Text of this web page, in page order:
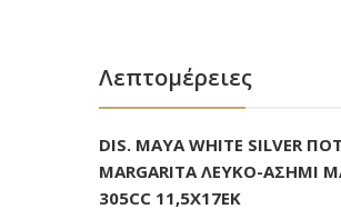
Λεπτομέρειες
DIS. MAYA WHITE SILVER
MARGARITA ΛΕΥΚΟ-ΑΣΗΜΙ
305CC 11,5Χ17ΕΚ